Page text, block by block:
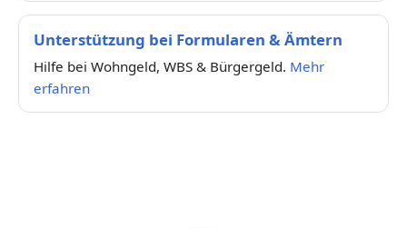
Unterstützung bei Formularen & Ämtern
Hilfe bei Wohngeld, WBS & Bürgergeld. Mehr
erfahren